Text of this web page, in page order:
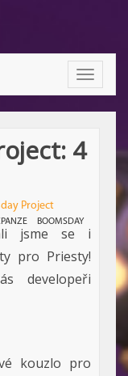
Toggle
4
Project
BOOMSDAY
jsme se i
pro Priesty!
developeři
kouzlo pro